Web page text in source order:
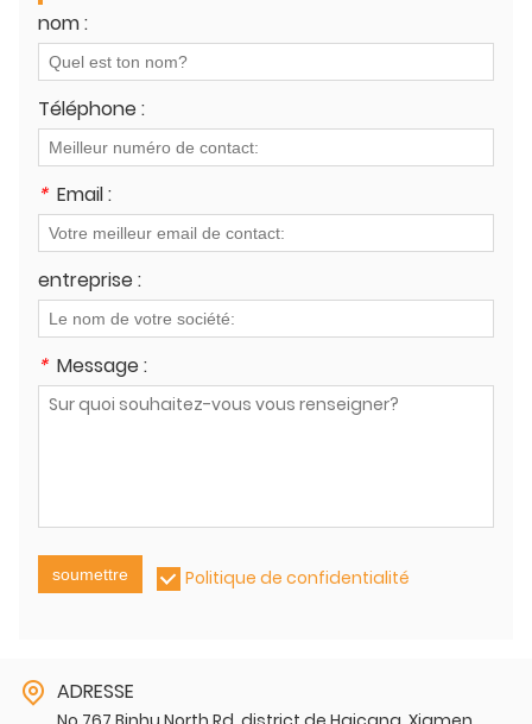
nom :
Téléphone :
* Email :
entreprise :
* Message :
soumettre Politique de confidentialité
ADRESSE